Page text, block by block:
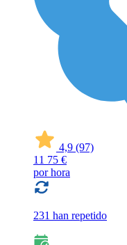
4,9 (97)
11 75 €
por hora
231 han repetido